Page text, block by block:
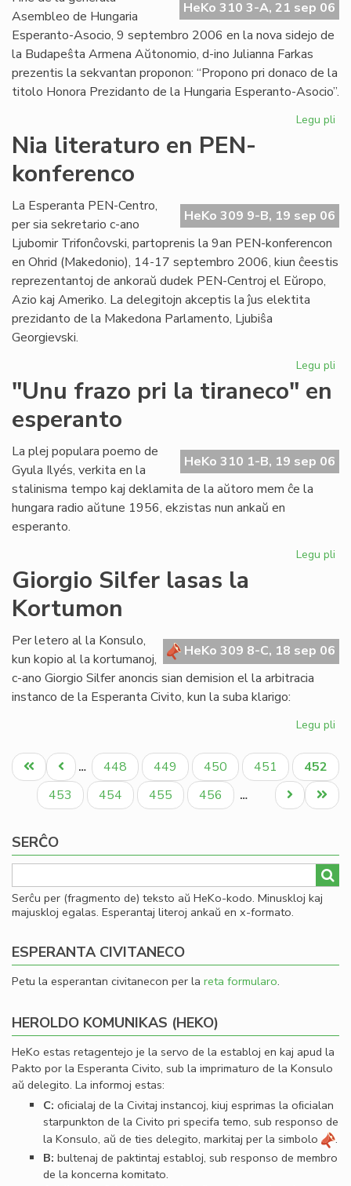
HeKo 310 3-A, 21 sep 06
Asembleo de Hungaria
Esperanto-Asocio, 9 septembro 2006 en la nova sidejo de
la Budapeŝta Armena Aŭtonomio, d-ino Julianna Farkas
prezentis la sekvantan proponon: “Propono pri donaco de la
titolo Honora Prezidanto de la Hungaria Esperanto-Asocio”.
Legu pli
Nia literaturo en PEN-
konferenco
HeKo 309 9-B, 19 sep 06
La Esperanta PEN-Centro,
per sia sekretario c-ano
Ljubomir Trifonĉovski, partoprenis la 9an PEN-konferencon
en Ohrid (Makedonio), 14-17 septembro 2006, kiun ĉeestis
reprezentantoj de ankoraŭ dudek PEN-Centroj el Eŭropo,
Azio kaj Ameriko. La delegitojn akceptis la ĵus elektita
prezidanto de la Makedona Parlamento, Ljubiŝa
Georgievski.
Legu pli
"Unu frazo pri la tiraneco" en
esperanto
HeKo 310 1-B, 19 sep 06
La plej populara poemo de
Gyula Ilyés, verkita en la
stalinisma tempo kaj deklamita de la aŭtoro mem ĉe la
hungara radio aŭtune 1956, ekzistas nun ankaŭ en
esperanto.
Legu pli
Giorgio Silfer lasas la
Kortumon
HeKo 309 8-C, 18 sep 06
Per letero al la Konsulo,
kun kopio al la kortumanoj,
c-ano Giorgio Silfer anoncis sian demision el la arbitracia
instanco de la Esperanta Civito, kun la suba klarigo:
Legu pli
la
Pagination
Unua
paĝo
Antaŭa
paĝo
… Paĝo
448 Paĝo
449 Paĝo
450 Paĝo
451
Aktuala
paĝo
452
Paĝo
453 Paĝo
454 Paĝo
455 Paĝo
456 …
Last
page
Next
page
SERĈO
Serĉu per (fragmento de) teksto aŭ HeKo-kodo. Minuskloj kaj
majuskloj egalas. Esperantaj literoj ankaŭ en x-formato.
ESPERANTA CIVITANECO
Petu la esperantan civitanecon per la reta formularo.
HEROLDO KOMUNIKAS (HEKO)
HeKo estas retagentejo je la servo de la establoj en kaj apud la
Pakto por la Esperanta Civito, sub la imprimaturo de la Konsulo
aŭ delegito. La informoj estas:
C: oﬁcialaj de la Civitaj instancoj, kiuj esprimas la oﬁcialan
starpunkton de la Civito pri specifa temo, sub responso de
la Konsulo, aŭ de ties delegito, markitaj per la simbolo
.
B: bultenaj de paktintaj establoj, sub responso de membro
de la koncerna komitato.